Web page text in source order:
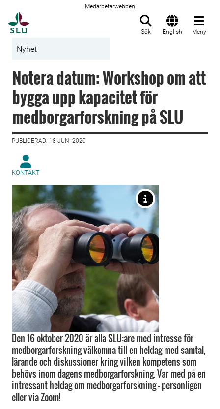
Medarbetarwebben
Sök English Meny
Nyhet
Notera datum: Workshop om att
bygga upp kapacitet för
medborgarforskning på SLU
PUBLICERAD: 18 JUNI 2020
KONTAKT
Den 16 oktober 2020 är alla SLU:are med intresse för
medborgarforskning välkomna till en heldag med samtal,
lärande och diskussioner kring vilken kompetens som
behövs inom dagens medborgarforskning. Var med på en
intressant heldag om medborgarforskning – personligen
eller via Zoom!